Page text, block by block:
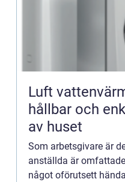
Luft
hållbar och
av huset
Som arbetsgivare är
anställda är
något oförutsett